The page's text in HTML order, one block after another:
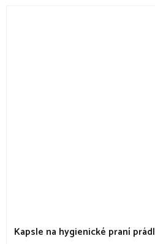
Kapsle na hygienické praní